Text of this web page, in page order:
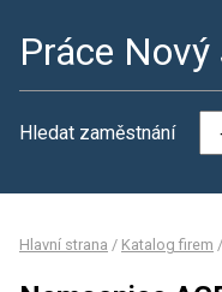
Práce Nový
Hledat zaměstnání
Hlavní strana / Katalog firem /